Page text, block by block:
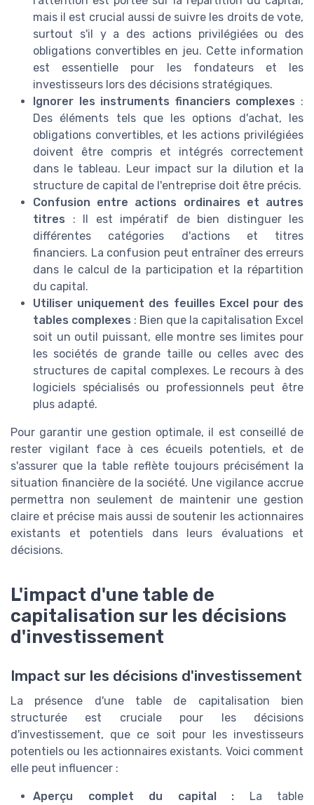
mais il est crucial aussi de suivre les droits de vote,
surtout s'il y a des actions privilégiées ou des
obligations convertibles en jeu. Cette information
est essentielle pour les fondateurs et les
investisseurs lors des décisions stratégiques.
Ignorer les instruments financiers complexes :
Des éléments tels que les options d'achat, les
obligations convertibles, et les actions privilégiées
doivent être compris et intégrés correctement
dans le tableau. Leur impact sur la dilution et la
structure de capital de l'entreprise doit être précis.
Confusion entre actions ordinaires et autres
titres : Il est impératif de bien distinguer les
différentes catégories d'actions et titres
financiers. La confusion peut entraîner des erreurs
dans le calcul de la participation et la répartition
du capital.
Utiliser uniquement des feuilles Excel pour des
tables complexes : Bien que la capitalisation Excel
soit un outil puissant, elle montre ses limites pour
les sociétés de grande taille ou celles avec des
structures de capital complexes. Le recours à des
logiciels spécialisés ou professionnels peut être
plus adapté.
Pour garantir une gestion optimale, il est conseillé de
rester vigilant face à ces écueils potentiels, et de
s'assurer que la table reflète toujours précisément la
situation financière de la société. Une vigilance accrue
permettra non seulement de maintenir une gestion
claire et précise mais aussi de soutenir les actionnaires
existants et potentiels dans leurs évaluations et
décisions.
L'impact d'une table de
capitalisation sur les décisions
d'investissement
Impact sur les décisions d'investissement
La présence d'une table de capitalisation bien
structurée est cruciale pour les décisions
d'investissement, que ce soit pour les investisseurs
potentiels ou les actionnaires existants. Voici comment
elle peut influencer :
Aperçu complet du capital : La table